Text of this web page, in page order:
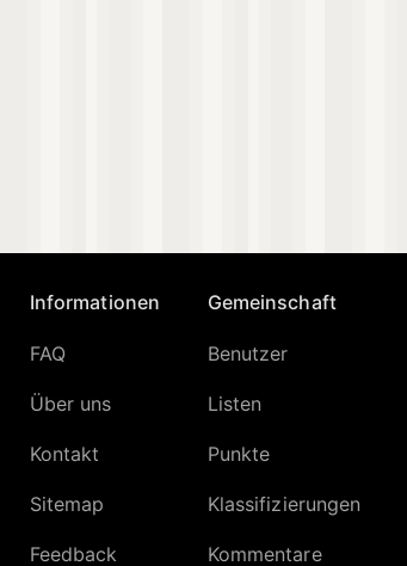
Informationen
FAQ
Über uns
Kontakt
Sitemap
Feedback
Gemeinschaft
Benutzer
Listen
Punkte
Klassifizierungen
Kommentare